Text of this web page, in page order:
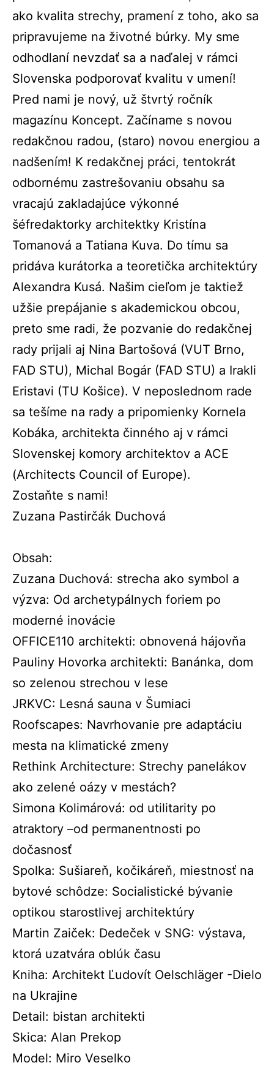
ako kvalita strechy, pramení z toho, ako sa
pripravujeme na životné búrky. My sme
odhodlaní nevzdať sa a naďalej v rámci
Slovenska podporovať kvalitu v umení!
Pred nami je nový, už štvrtý ročník
magazínu Koncept. Začíname s novou
redakčnou radou, (staro) novou energiou a
nadšením! K redakčnej práci, tentokrát
odbornému zastrešovaniu obsahu sa
vracajú zakladajúce výkonné
šéfredaktorky architektky Kristína
Tomanová a Tatiana Kuva. Do tímu sa
pridáva kurátorka a teoretička architektúry
Alexandra Kusá. Našim cieľom je taktiež
užšie prepájanie s akademickou obcou,
preto sme radi, že pozvanie do redakčnej
rady prijali aj Nina Bartošová (VUT Brno,
FAD STU), Michal Bogár (FAD STU) a Irakli
Eristavi (TU Košice). V neposlednom rade
sa tešíme na rady a pripomienky Kornela
Kobáka, architekta činného aj v rámci
Slovenskej komory architektov a ACE
(Architects Council of Europe).
Zostaňte s nami!
Zuzana Pastirčák Duchová
Obsah:
Zuzana Duchová: strecha ako symbol a
výzva: Od archetypálnych foriem po
moderné inovácie
OFFICE110 architekti: obnovená hájovňa
Pauliny Hovorka architekti: Banánka, dom
so zelenou strechou v lese
JRKVC: Lesná sauna v Šumiaci
Roofscapes: Navrhovanie pre adaptáciu
mesta na klimatické zmeny
Rethink Architecture: Strechy panelákov
ako zelené oázy v mestách?
Simona Kolimárová: od utilitarity po
atraktory –od permanentnosti po
dočasnosť
Spolka: Sušiareň, kočikáreň, miestnosť na
bytové schôdze: Socialistické bývanie
optikou starostlivej architektúry
Martin Zaiček: Dedeček v SNG: výstava,
ktorá uzatvára oblúk času
Kniha: Architekt Ľudovít Oelschläger -Dielo
na Ukrajine
Detail: bistan architekti
Skica: Alan Prekop
Model: Miro Veselko